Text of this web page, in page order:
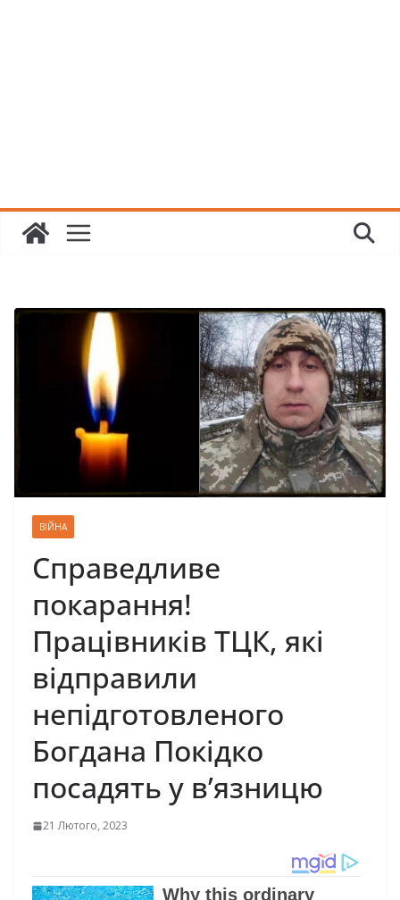
ВІЙНА
Справедливе
покарання!
Працівників ТЦК, які
відправили
непідготовленого
Богдана Покідко
посадять у в’язницю
21 Лютого, 2023